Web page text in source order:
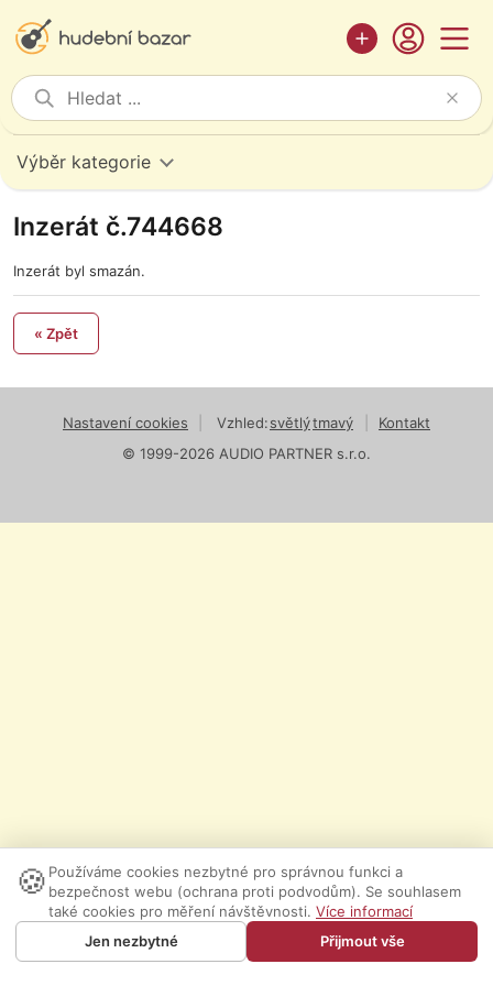
Výběr kategorie
Inzerát č.744668
Inzerát byl smazán.
« Zpět
Nastavení cookies Vzhled:světlýtmavý
Kontakt
© 1999-2026 AUDIO PARTNER s.r.o.
🍪 Používáme cookies nezbytné pro správnou funkci a
bezpečnost webu (ochrana proti podvodům). Se souhlasem
také cookies pro měření návštěvnosti. Více informací
Jen nezbytné
Přijmout vše